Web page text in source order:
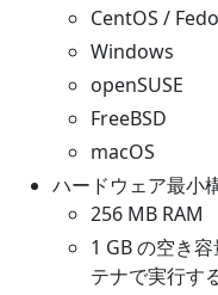
CentOS /
Windows
openSUSE
FreeBSD
macOS
ハードウェア最小
256 MB RAM
1 GB の空き
テナで実行す